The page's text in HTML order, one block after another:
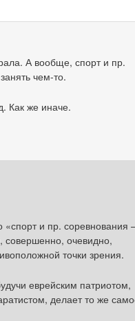
А вообще, спорт и пр.
чем-то.
Как же иначе.
и пр. соревнования
совершенно, очевидно,
точки зрения.
еврейским патриотом,
делает то же